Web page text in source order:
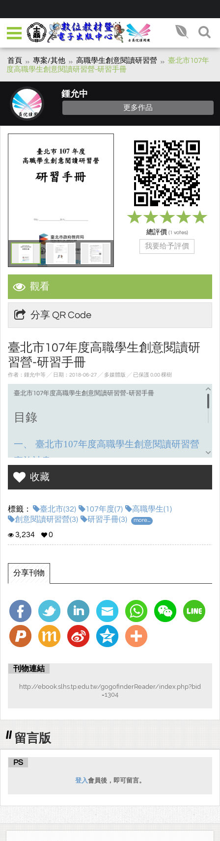
首頁 專案/其他 高職學生創意閱讀研習營
臺北市107年
度高職學生創意閱讀研習營-研習手冊
鍾允中
更多作品
觀看
分享 QR Code
臺北市107年度高職學生創意閱讀研
習營-研習手冊
作者：鍾允中等 ╱ 日期：2018-06-27 ╱ 多媒體版 ╱ 已保護 0.00 棵樹
臺北市107年度高職學生創意閱讀研習營-研習手冊
目錄
一、 臺北市107年度高職學生創意閱讀研習營
實施計畫.3
二、
三、 活動講義. 10
1.活動1-1 08:20~09:10
用.13
3.活動1-3 13:10~16:00創意閱讀~ 線縫手作書.
14
4.活動2-1 08:10~09:00分組活動(二)
5.活動2-2 09:10~12:00
16
四、 活動集點卡.18
五、 活動心得單.20
收藏
標籤： 臺北市(32) 107年度(7)
高職學生(1)
創意閱讀研習營(3)
研習手冊(3) more...
3,234 0
分享刊物
刊物連結
http://ebook.slhs.tp.edu.tw/gogofinderReader/index.php?bid
=1304
留言版
PS
登入會員後，即可留言。
總評價 (1 votes)
我要给予評價